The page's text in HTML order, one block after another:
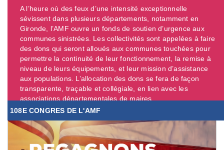
A l’heure où des feux d’une intensité exceptionnelle
sévissent dans plusieurs départements, notamment en
Gironde, l’AMF ouvre un fonds de soutien d’urgence aux
communes sinistrées. Les collectivités sont appelées à faire
des dons qui seront alloués aux communes touchées pour
permettre la continuité de leur fonctionnement, la remise à
niveau de leurs équipements, et leur mission d’assistance
aux populations. L’allocation des dons se fera de façon
transparente, traçable et collégiale, en lien avec les
associations départementales de maires. ...
108E CONGRES DE L'AMF